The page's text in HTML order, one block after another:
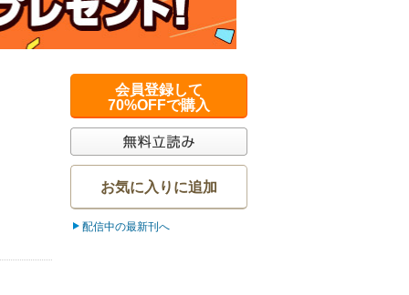
会員登録して
70%OFFで購入
お気に入りに追加
配信中の最新刊へ